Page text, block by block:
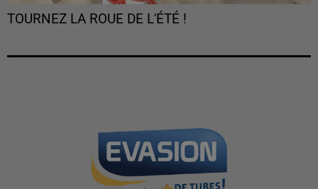
TOURNEZ LA ROUE DE L'ÉTÉ !